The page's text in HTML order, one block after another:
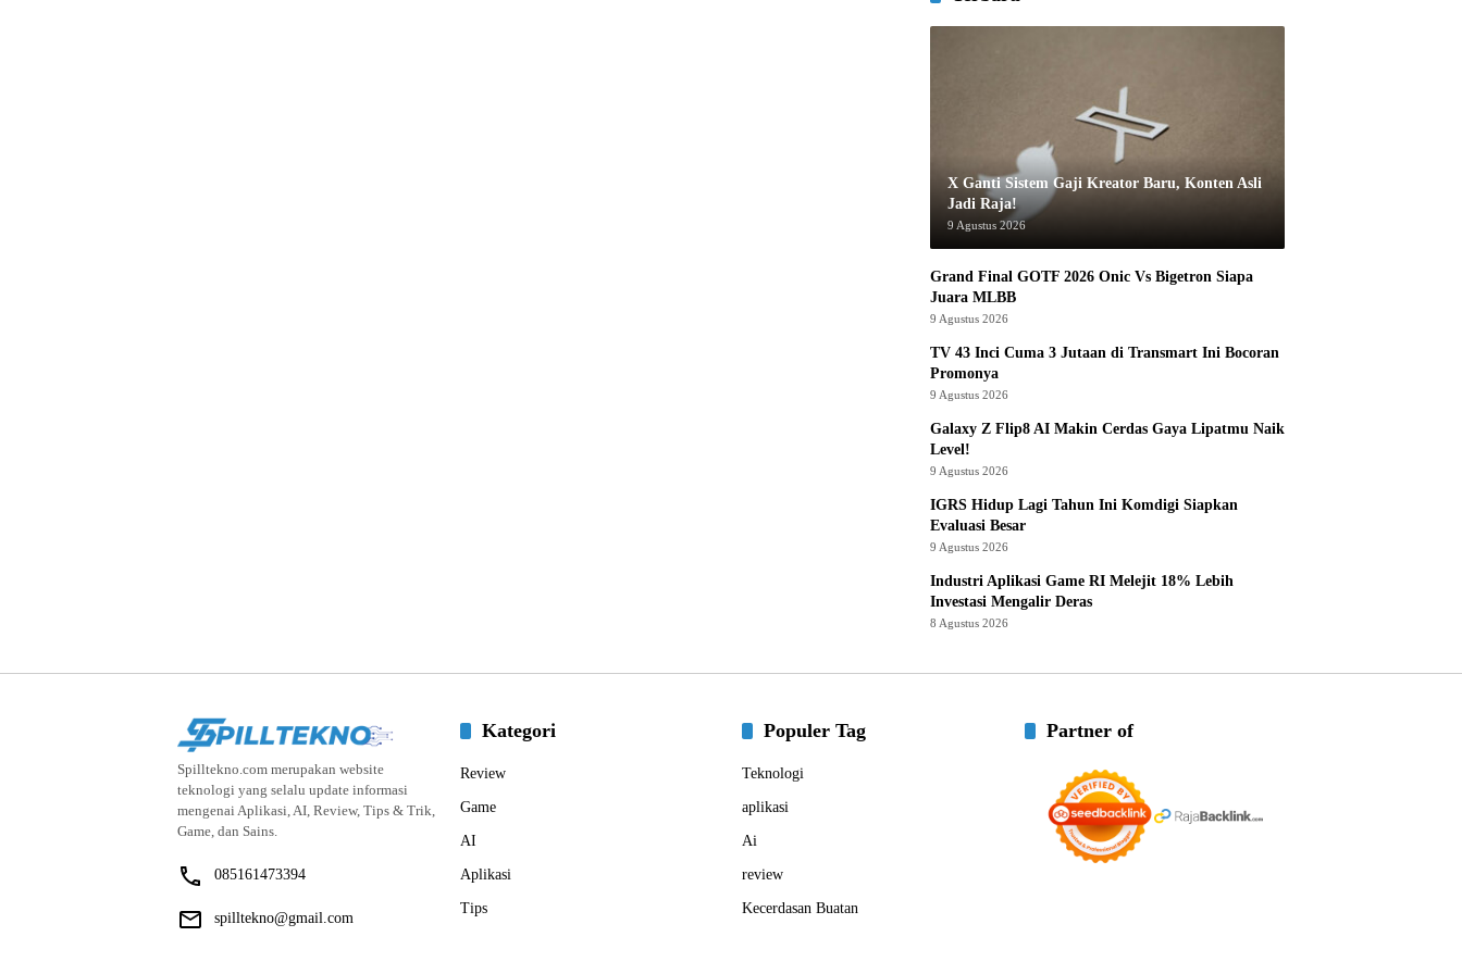
X Ganti Sistem Gaji Kreator Baru, Konten Asli
Jadi Raja!
9 Agustus 2026
Grand Final GOTF 2026 Onic Vs Bigetron Siapa
Juara MLBB
9 Agustus 2026
TV 43 Inci Cuma 3 Jutaan di Transmart Ini Bocoran
Promonya
9 Agustus 2026
Galaxy Z Flip8 AI Makin Cerdas Gaya Lipatmu Naik
Level!
9 Agustus 2026
IGRS Hidup Lagi Tahun Ini Komdigi Siapkan
Evaluasi Besar
9 Agustus 2026
Industri Aplikasi Game RI Melejit 18% Lebih
Investasi Mengalir Deras
8 Agustus 2026
Spilltekno.com merupakan website
teknologi yang selalu update informasi
mengenai Aplikasi, AI, Review, Tips & Trik,
Game, dan Sains.
085161473394
spilltekno@gmail.com
Kategori
Review
Game
AI
Aplikasi
Tips
Populer Tag
Teknologi
aplikasi
Ai
review
Kecerdasan Buatan
Partner of